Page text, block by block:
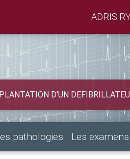
ADRIS
D'UN
pathologies Les examens